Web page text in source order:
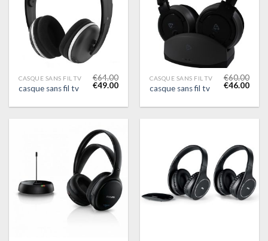
CASQUE SANS FIL TV
casque sans fil tv
€64.00
€49.00
CASQUE SANS FIL TV
casque sans fil tv
€60.00
€46.00